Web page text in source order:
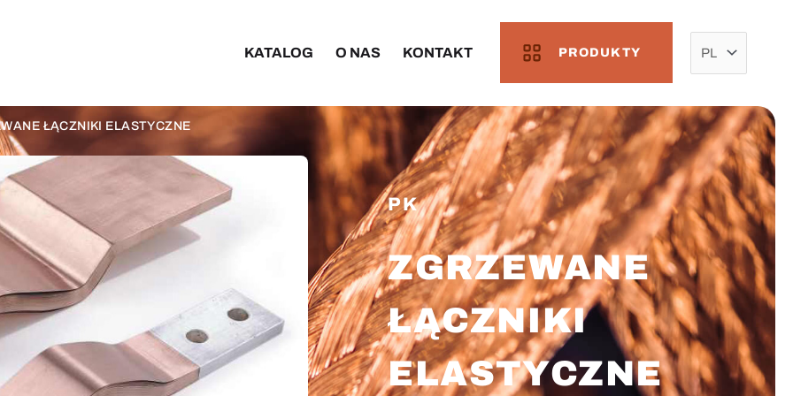
KATALOG O NAS KONTAKT PRODUKTY
język
ŁĄCZNIKI ELASTYCZNE
PK​
ZGRZEWANE
ŁĄCZNIKI
ELASTYCZNE